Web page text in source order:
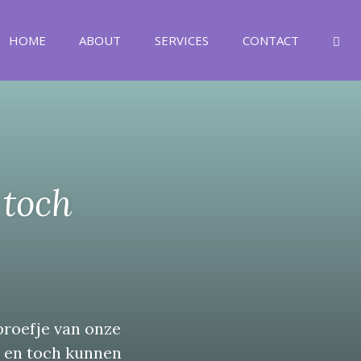
HOME ABOUT SERVICES CONTACT
van onze
toch kunnen